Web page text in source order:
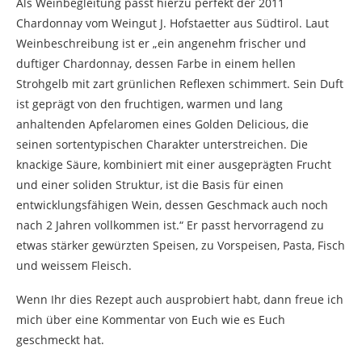
Als Weinbegleitung passt hierzu perfekt der 2011
Chardonnay vom Weingut J. Hofstaetter aus Südtirol. Laut
Weinbeschreibung ist er „ein angenehm frischer und
duftiger Chardonnay, dessen Farbe in einem hellen
Strohgelb mit zart grünlichen Reflexen schimmert. Sein Duft
ist geprägt von den fruchtigen, warmen und lang
anhaltenden Apfelaromen eines Golden Delicious, die
seinen sortentypischen Charakter unterstreichen. Die
knackige Säure, kombiniert mit einer ausgeprägten Frucht
und einer soliden Struktur, ist die Basis für einen
entwicklungsfähigen Wein, dessen Geschmack auch noch
nach 2 Jahren vollkommen ist.“ Er passt hervorragend zu
etwas stärker gewürzten Speisen, zu Vorspeisen, Pasta, Fisch
und weissem Fleisch.
Wenn Ihr dies Rezept auch ausprobiert habt, dann freue ich
mich über eine Kommentar von Euch wie es Euch
geschmeckt hat.